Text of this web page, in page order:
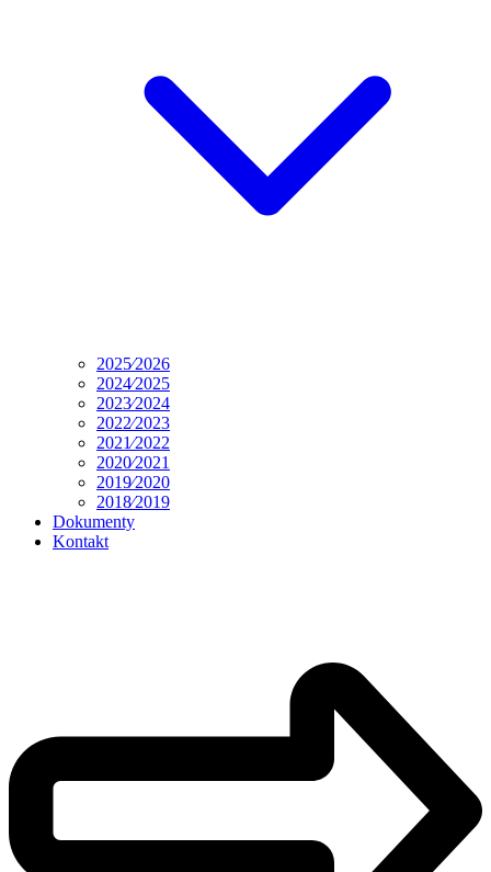
2025⁄2026
2024⁄2025
2023⁄2024
2022⁄2023
2021⁄2022
2020⁄2021
2019⁄2020
2018⁄2019
Dokumenty
Kontakt